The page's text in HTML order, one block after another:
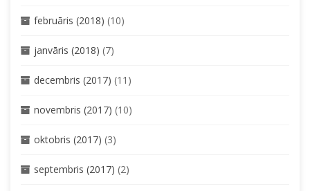
februāris (2018) (10)
janvāris (2018) (7)
decembris (2017) (11)
novembris (2017) (10)
oktobris (2017) (3)
septembris (2017) (2)